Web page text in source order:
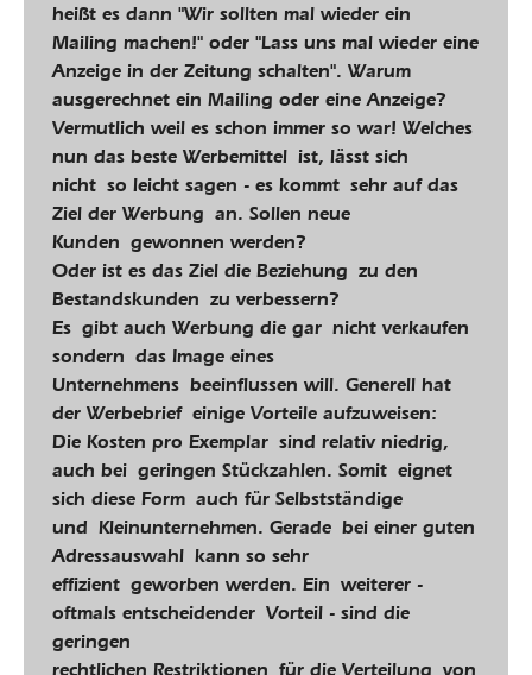
heißt es dann "Wir sollten mal wieder ein
Mailing machen!" oder "Lass uns mal wieder eine
Anzeige in der Zeitung schalten". Warum
ausgerechnet ein Mailing oder eine Anzeige?
Vermutlich weil es schon immer so war! Welches
nun das beste Werbemittel ist, lässt sich
nicht so leicht sagen - es kommt sehr auf das
Ziel der Werbung an. Sollen neue
Kunden gewonnen werden?
Oder ist es das Ziel die Beziehung zu den
Bestandskunden zu verbessern?
Es gibt auch Werbung die gar nicht verkaufen
sondern das Image eines
Unternehmens beeinflussen will. Generell hat
der Werbebrief einige Vorteile aufzuweisen:
Die Kosten pro Exemplar sind relativ niedrig,
auch bei geringen Stückzahlen. Somit eignet
sich diese Form auch für Selbstständige
und Kleinunternehmen. Gerade bei einer guten
Adressauswahl kann so sehr
effizient geworben werden. Ein weiterer -
oftmals entscheidender Vorteil - sind die
geringen
rechtlichen Restriktionen für die Verteilung von